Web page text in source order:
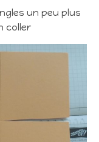
un peu plus
coller